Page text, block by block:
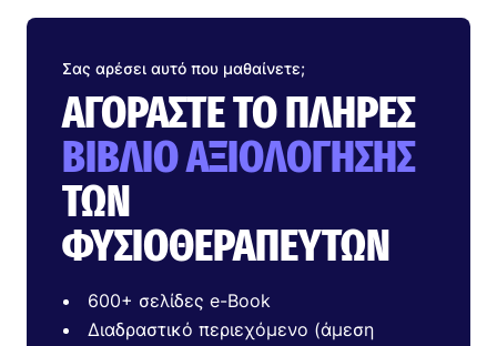
Σας αρέσει αυτό που μαθαίνετε;
ΑΓΟΡΆΣΤΕ ΤΟ ΠΛΉΡΕΣ
ΒΙΒΛΊΟ ΑΞΙΟΛΌΓΗΣΗΣ
ΤΩΝ
ΦΥΣΙΟΘΕΡΑΠΕΥΤΏΝ
600+ σελίδες e-Book
Διαδραστικό περιεχόμενο (άμεση